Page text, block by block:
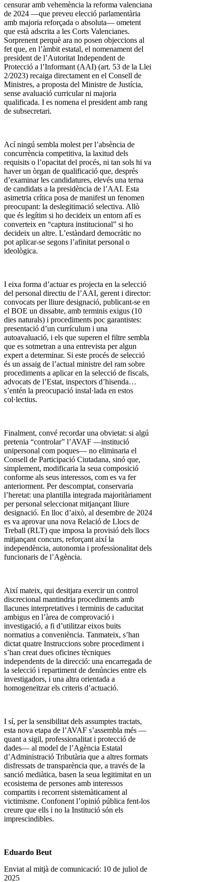
censurar amb vehemència la reforma valenciana
de 2024 —que preveu elecció parlamentària
amb majoria reforçada o absoluta— ometent
que està adscrita a les Corts Valencianes.
Sorprenent perquè ara no posen objeccions al
fet que, en l’àmbit estatal, el nomenament del
president de l’Autoritat Independent de
Protecció a l’Informant (AAI) (art. 53 de la Llei
2/2023) recaiga directament en el Consell de
Ministres, a proposta del Ministre de Justícia,
sense avaluació curricular ni majoria
qualificada. I es nomena el president amb rang
de subsecretari.
Ací ningú sembla molest per l’absència de
concurrència competitiva, la laxitud dels
requisits o l’opacitat del procés, ni tan sols hi va
haver un òrgan de qualificació que, després
d’examinar les candidatures, elevés una terna
de candidats a la presidència de l’AAI. Esta
asimetria crítica posa de manifest un fenomen
preocupant: la deslegitimació selectiva. Allò
que és legítim si ho decideix un entorn afí es
converteix en “captura institucional” si ho
decideix un altre. L’estàndard democràtic no
pot aplicar-se segons l’afinitat personal o
ideològica.
I eixa forma d’actuar es projecta en la selecció
del personal directiu de l’AAI, gerent i director:
convocats per lliure designació, publicant-se en
el BOE un dissabte, amb terminis exigus (10
dies naturals) i procediments poc garantistes:
presentació d’un currículum i una
autoavaluació, i els que superen el filtre sembla
que es sotmetran a una entrevista per algun
expert a determinar. Si este procés de selecció
és un assaig de l’actual ministre del ram sobre
procediments a aplicar en la selecció de fiscals,
advocats de l’Estat, inspectors d’hisenda…
s’entén la preocupació instal·lada en estos
col·lectius.
Finalment, convé recordar una obvietat: si algú
pretenia “controlar” l’AVAF —institució
unipersonal com poques— no eliminaria el
Consell de Participació Ciutadana, sinó que,
simplement, modificaria la seua composició
conforme als seus interessos, com es va fer
anteriorment. Per descomptat, conservaria
l’heretat: una plantilla integrada majoritàriament
per personal seleccionat mitjançant lliure
designació. En lloc d’això, al desembre de 2024
es va aprovar una nova Relació de Llocs de
Treball (RLT) que imposa la provisió dels llocs
mitjançant concurs, reforçant així la
independència, autonomia i professionalitat dels
funcionaris de l’Agència.
Així mateix, qui desitjara exercir un control
discrecional mantindria procediments amb
llacunes interpretatives i terminis de caducitat
ambigus en l’àrea de comprovació i
investigació, a fi d’utilitzar eixos buits
normatius a conveniència. Tanmateix, s’han
dictat quatre Instruccions sobre procediment i
s’han creat dues oficines tècniques
independents de la direcció: una encarregada de
la selecció i repartiment de denúncies entre els
investigadors, i una altra orientada a
homogeneïtzar els criteris d’actuació.
I sí, per la sensibilitat dels assumptes tractats,
esta nova etapa de l’AVAF s’assembla més —
quant a sigil, professionalitat i protecció de
dades— al model de l’Agència Estatal
d’Administració Tributària que a altres formats
disfressats de transparència que, a través de la
sanció mediàtica, basen la seua legitimitat en un
ecosistema de persones amb interessos
compartits i recorrent sistemàticament al
victimisme. Confonent l’opinió pública fent-los
creure que ells i no la Institució són els
imprescindibles.
Eduardo Beut
Enviat al mitjà de comunicació: 10 de juliol de
2025